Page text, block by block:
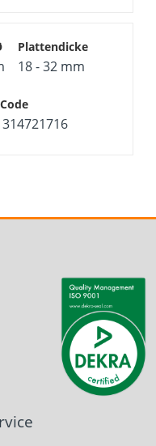
18 - 32 mm